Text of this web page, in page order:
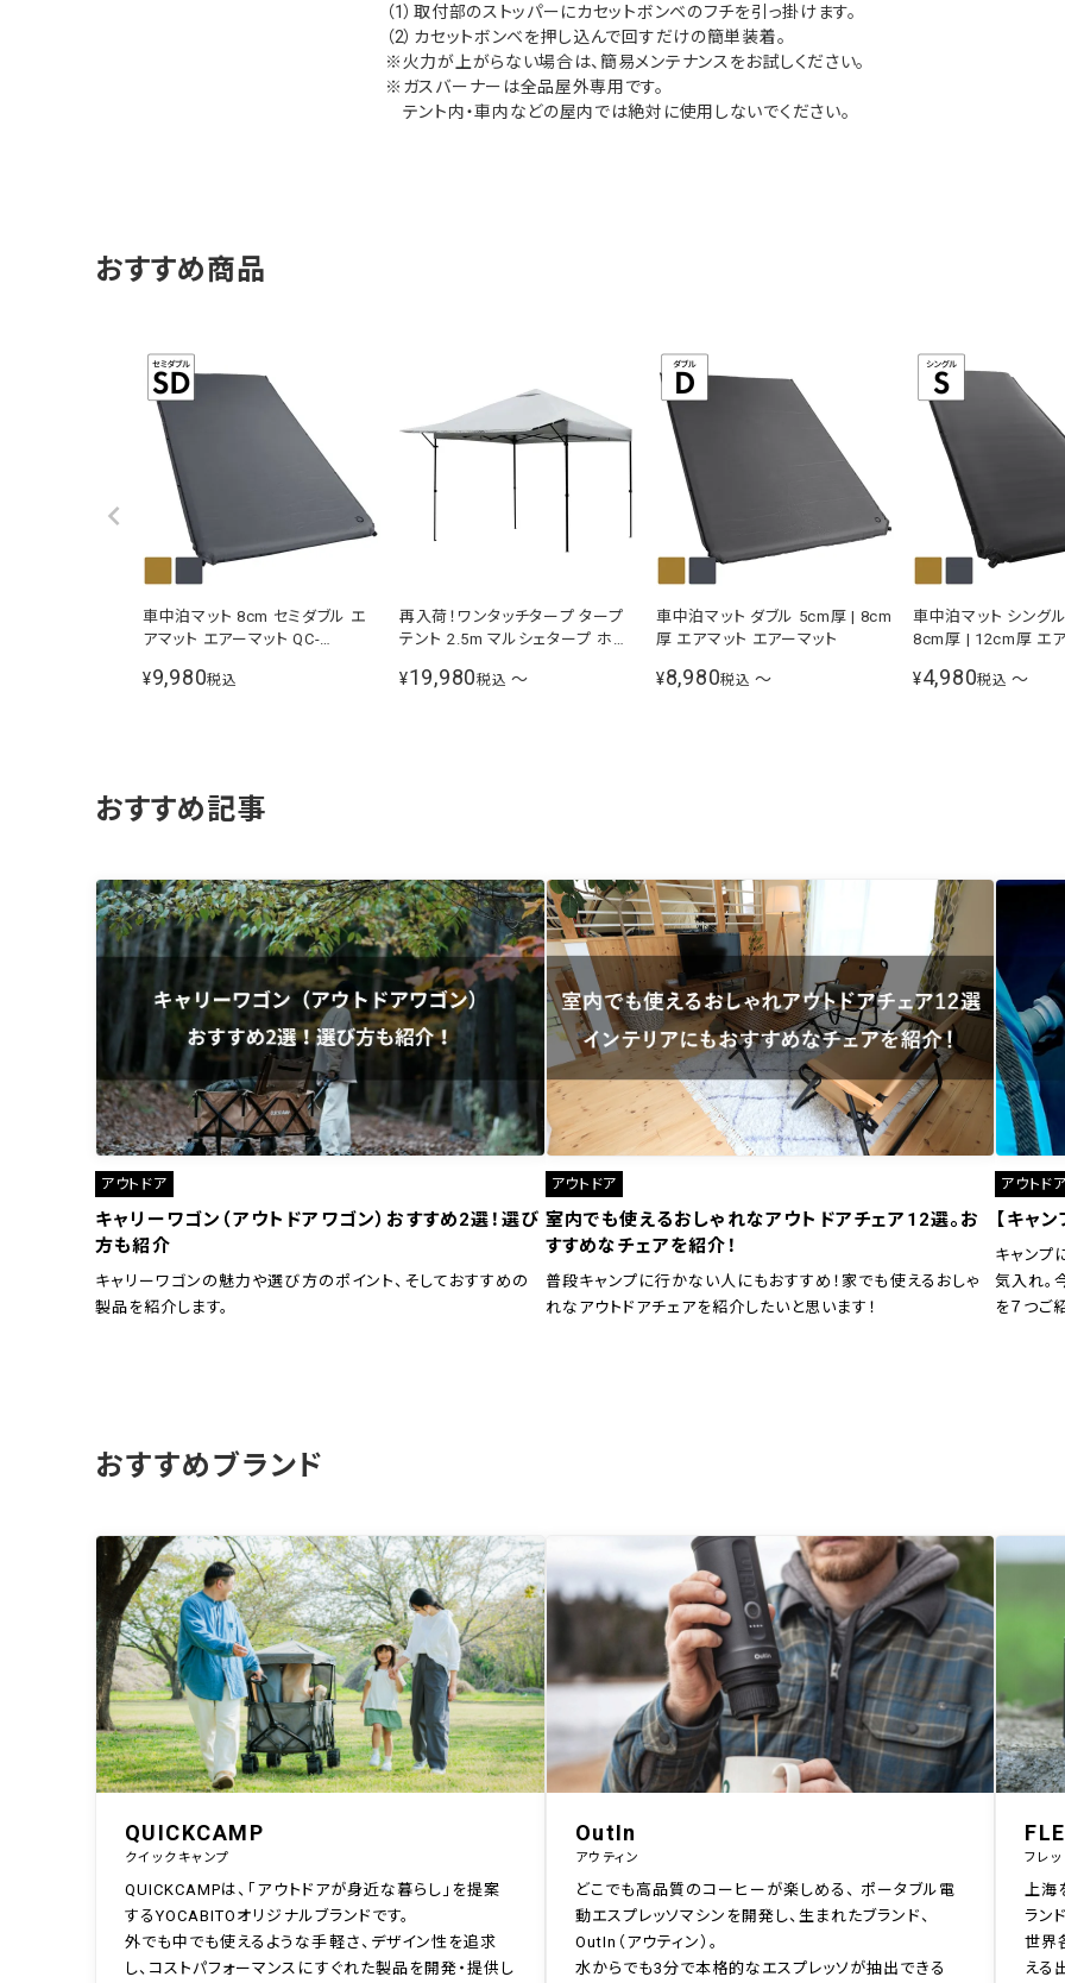
（1）取付部のストッパーにカセットボンベのフチを引っ掛けます。
（2）カセットボンベを押し込んで回すだけの簡単装着。
※火力が上がらない場合は、簡易メンテナンスをお試しください。
※ガスバーナーは全品屋外専用です。
テント内・車内などの屋内では絶対に使用しないでください。
おすすめ商品
車中泊マット 8cm セミダブル エ
アマット エアーマット QC-
¥9,980税込
再入荷！ワンタッチタープ タープ
テント 2.5m マルシェタープ ホワ
サイドシートセット 風よけ イベン
¥19,980税込 〜
車中泊マット ダブル 5cm厚 | 8cm
厚 エアマット エアーマット
¥8,980税込 〜
車中泊マット シング
8cm厚 | 12cm厚 エア
¥4,980税込 〜
おすすめ記事
アウトドア
キャリーワゴン（アウトドアワゴン）おすすめ2選！選び
方も紹介
キャリーワゴンの魅力や選び方のポイント、そしておすすめの
製品を紹介します。
アウトドア
室内でも使えるおしゃれなアウトドアチェア12選。お
すすめなチェアを紹介！
普段キャンプに行かない人にもおすすめ！家でも使えるおしゃ
れなアウトドアチェアを紹介したいと思います！
アウトド
【キャ
キャンプ
気入れ。
を７つご
おすすめブランド
QUICKCAMP
クイックキャンプ
QUICKCAMPは、「アウトドアが身近な暮らし」を提案
するYOCABITOオリジナルブランドです。
外でも中でも使えるような手軽さ、デザイン性を追求
し、コストパフォーマンスにすぐれた製品を開発・提供し
OutIn
アウティン
どこでも高品質のコーヒーが楽しめる、 ポータブル電
動エスプレッソマシンを開発し、生まれたブランド、
OutIn（アウティン）。
水からでも3分で本格的なエスプレッソが抽出できる
フレ
上海
ラン
世界
える